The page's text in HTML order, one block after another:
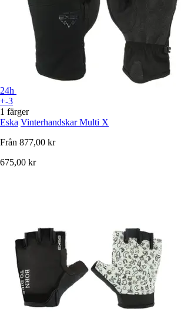
24h
+-3
1 färger
Eska Vinterhandskar Multi X
Från 877,00 kr
675,00 kr